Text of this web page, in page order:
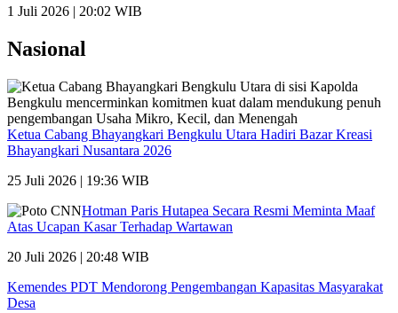
1 Juli 2026 | 20:02 WIB
Nasional
Ketua Cabang Bhayangkari Bengkulu Utara Hadiri Bazar Kreasi
Bhayangkari Nusantara 2026
25 Juli 2026 | 19:36 WIB
Hotman Paris Hutapea Secara Resmi Meminta Maaf
Atas Ucapan Kasar Terhadap Wartawan
20 Juli 2026 | 20:48 WIB
Kemendes PDT Mendorong Pengembangan Kapasitas Masyarakat
Desa